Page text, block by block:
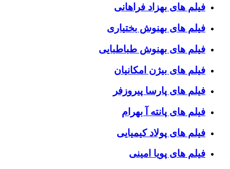
فیلم های بهزاد فراهانی
فیلم های بهنوش بختیاری
فیلم های بهنوش طباطبایی
فیلم های بیژن امکانیان
فیلم های پارسا پیروزفر
فیلم های پانته آ بهرام
فیلم های پولاد کیمیایی
فیلم های پویا امینی